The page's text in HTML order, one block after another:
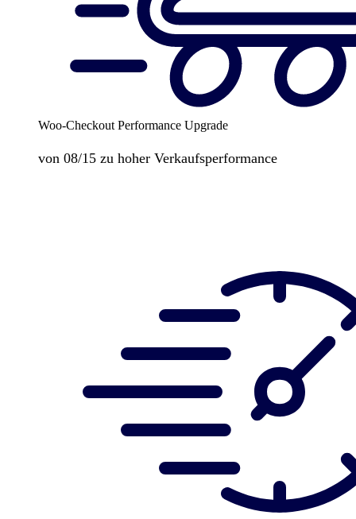
Woo-Checkout Performance Upgrade
von 08/15 zu hoher Verkaufsperformance